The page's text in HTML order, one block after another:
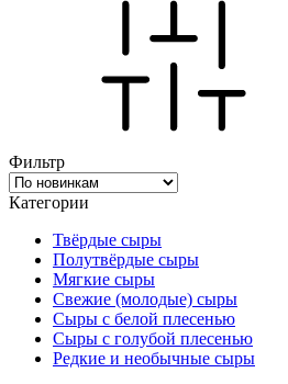
Фильтр
Категории
Твёрдые сыры
Полутвёрдые сыры
Мягкие сыры
Свежие (молодые) сыры
Сыры с белой плесенью
Сыры с голубой плесенью
Редкие и необычные сыры